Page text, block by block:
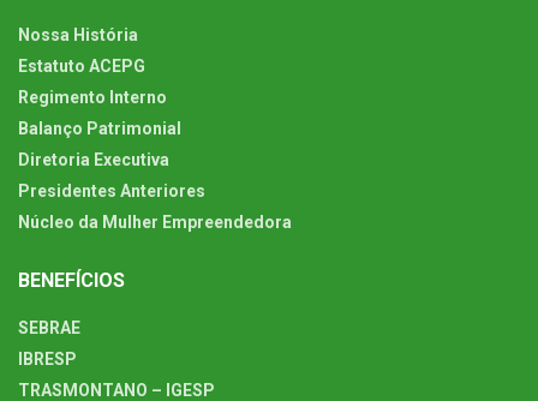
Nossa História
Estatuto ACEPG
Regimento Interno
Balanço Patrimonial
Diretoria Executiva
Presidentes Anteriores
Núcleo da Mulher Empreendedora
BENEFÍCIOS
SEBRAE
IBRESP
TRASMONTANO – IGESP